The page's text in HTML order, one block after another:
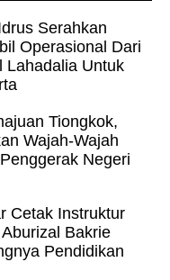
Serahkan
Operasional Dari
Lahadalia Untuk
Tiongkok,
Wajah-Wajah
Negeri
Cetak Instruktur
Bakrie
Pendidikan